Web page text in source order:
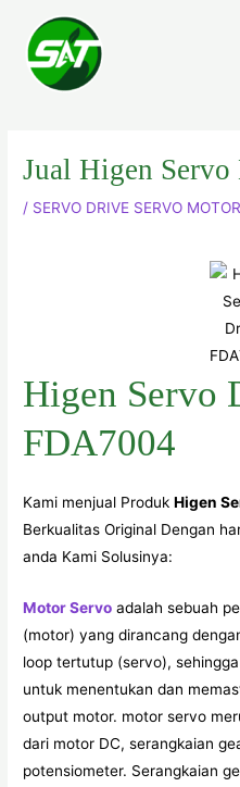
konten
Jual Higen
/ SERVO DRIVE SERVO MOTOR
Higen Servo
FDA7004
Kami menjual ProdukHigen
Berkualitas Original Dengan
anda Kami Solusinya:
Motor Servo adalah sebuah
(motor) yang dirancang
loop tertutup (servo),
untuk menentukan dan
output motor. motor servo
dari motor DC, serangkaian
potensiometer. Serangkaian